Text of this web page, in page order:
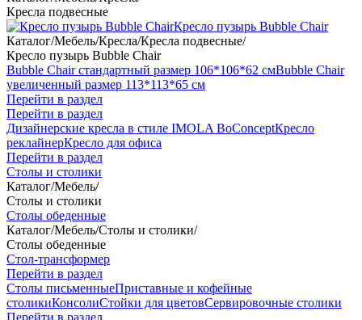
Кресла подвесные
Кресло пузырь Bubble Chair
Каталог/Мебель/Кресла/Кресла подвесные/
Кресло пузырь Bubble Chair
Bubble Chair стандартный размер 106*106*62 смBubble Chair
увеличенный размер 113*113*65 см
Перейти в раздел
Перейти в раздел
Дизайнерские кресла в стиле IMOLA BoConceptКресло
реклайнерКресло для офиса
Перейти в раздел
Столы и столики
Каталог/Мебель/
Столы и столики
Столы обеденные
Каталог/Мебель/Столы и столики/
Столы обеденные
Стол-трансформер
Перейти в раздел
Столы письменныеПриставные и кофейные
столикиКонсолиСтойки для цветовСервировочные столики
Перейти в раздел